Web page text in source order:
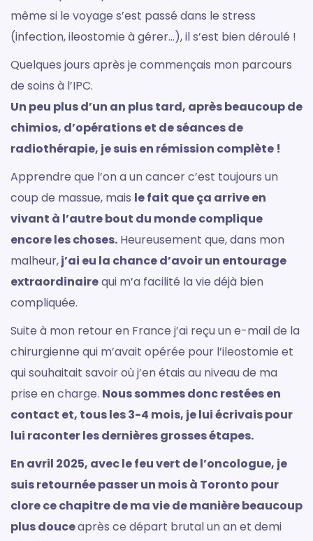
même si le voyage s’est passé dans le stress
(infection, ileostomie à gérer…), il s’est bien déroulé !
Quelques jours après je commençais mon parcours
de soins à l’IPC.
Un peu plus d’un an plus tard, après beaucoup de
chimios, d’opérations et de séances de
radiothérapie, je suis en rémission complète !
Apprendre que l’on a un cancer c’est toujours un
coup de massue, mais le fait que ça arrive en
vivant à l’autre bout du monde complique
encore les choses. Heureusement que, dans mon
malheur,j’ai eu la chance d’avoir un entourage
extraordinairequi m’a facilité la vie déjà bien
compliquée.
Suite à mon retour en France j’ai reçu un e-mail de la
chirurgienne qui m’avait opérée pour l’ileostomie et
qui souhaitait savoir où j’en étais au niveau de ma
prise en charge. Nous sommes donc restées en
contact et, tous les 3-4 mois, je lui écrivais pour
lui raconter les dernières grosses étapes.
En avril 2025, avec le feu vert de l’oncologue, je
suis retournée passer un mois à Toronto pour
clore ce chapitre de ma vie de manière beaucoup
plus douceaprès ce départ brutal un an et demi